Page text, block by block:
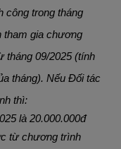
công trong tháng
tham gia chương
tháng 09/2025 (tính
tháng). Nếu Đối tác
thì:
là 20.000.000đ
từ chương trình